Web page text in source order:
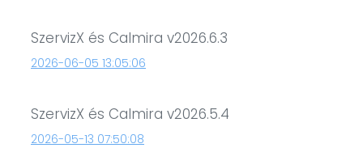
SzervizX és Calmira v2026.6.3
2026-06-05 13:05:06
SzervizX és Calmira v2026.5.4
2026-05-13 07:50:08